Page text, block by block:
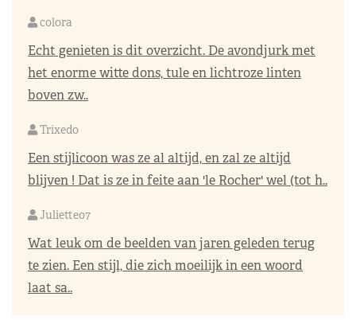
colora
Echt genieten is dit overzicht. De avondjurk met
het enorme witte dons, tule en lichtroze linten
boven zw..
Trixedo
Een stijlicoon was ze al altijd, en zal ze altijd
blijven ! Dat is ze in feite aan 'le Rocher' wel (tot h..
Juliette07
Wat leuk om de beelden van jaren geleden terug
te zien. Een stijl, die zich moeilijk in een woord
laat sa..